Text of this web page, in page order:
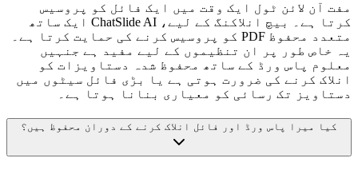
مفت آن لائن ٹول ایک وقت میں ایک فائل کو پروسیس
کرتا ہے۔ بیچ انلاکنگ کے لیے، ChatSlide AI ایک ساتھ
متعدد محفوظ PDF کو پروسیس کرنے کی حمایت کرتا ہے۔
یہ خاص طور پر ان تنظیموں کے لیے مفید ہے جنہیں
معلوم پاس ورڈ کے ساتھ محفوظ شدہ دستاویزات کو
انلاک کرنے کی ضرورت ہوتی ہے یا بڑی فائل سیٹوں میں
دستاویز تک رسائی کو معیاری بنانا ہوتا ہے۔
کیا میرا پاس ورڈ اور فائل انلاک کرنے کے دوران محفوظ ہیں؟